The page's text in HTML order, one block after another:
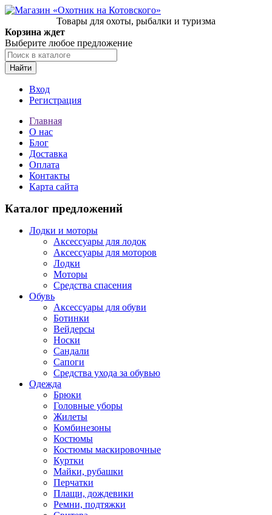
Товары для охоты, рыбалки и туризма
Корзина ждет
Выберите любое предложение
Найти
Вход
Регистрация
Главная
О нас
Блог
Доставка
Оплата
Контакты
Карта сайта
Каталог предложений
Лодки и моторы
Аксессуары для лодок
Аксессуары для моторов
Лодки
Моторы
Средства спасения
Обувь
Аксессуары для обуви
Ботинки
Вейдерсы
Носки
Сандали
Сапоги
Средства ухода за обувью
Одежда
Брюки
Головные уборы
Жилеты
Комбинезоны
Костюмы
Костюмы маскировочные
Куртки
Майки, рубашки
Перчатки
Плащи, дождевики
Ремни, подтяжки